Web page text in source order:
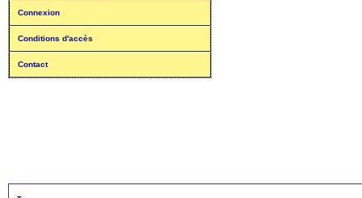
Connexion
Conditions d'accès
Contact